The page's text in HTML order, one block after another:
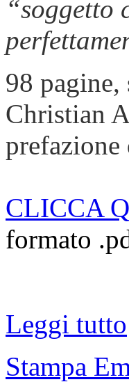
“soggetto
98 pagine,
Christian
CLICCA
formato
Leggi tutto
Stampa